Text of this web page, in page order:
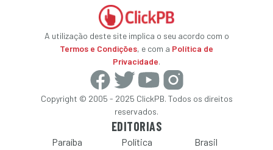
A utilização deste site implica o seu acordo com o
Termos e Condições, e com a Política de
Privacidade.
Copyright © 2005 - 2025 ClickPB. Todos os direitos
reservados.
EDITORIAS
Paraíba Política
Brasil